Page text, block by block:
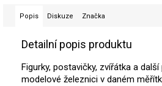
Popis Diskuze Značka
Detailní popis produktu
Figurky, postavičky, zvířátka a
modelové železnici v daném